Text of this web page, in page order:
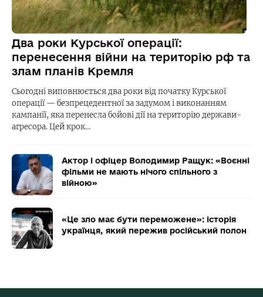
Два роки Курської операції:
перенесення війни на територію рф та
злам планів Кремля
Сьогодні виповнюється два роки від початку Курської
операції — безпрецедентної за задумом і виконанням
кампанії, яка перенесла бойові дії на територію держави-
агресора. Цей крок…
Актор і офіцер Володимир Ращук: «Воєнні
фільми не мають нічого спільного з
війною»
«Це зло має бути переможене»: історія
українця, який пережив російський полон